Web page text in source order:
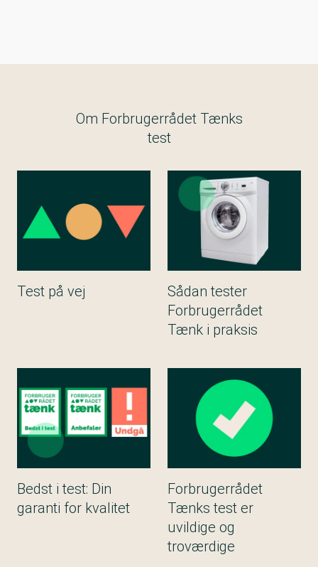
Om Forbrugerrådet Tænks
test
Test på vej
Sådan tester
Forbrugerrådet
Tænk i praksis
Bedst i test: Din
garanti for kvalitet
Forbrugerrådet
Tænks test er
uvildige og
troværdige